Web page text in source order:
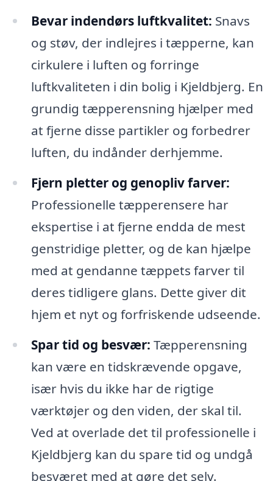
Bevar indendørs luftkvalitet: Snavs
og støv, der indlejres i tæpperne, kan
cirkulere i luften og forringe
luftkvaliteten i din bolig i Kjeldbjerg. En
grundig tæpperensning hjælper med
at fjerne disse partikler og forbedrer
luften, du indånder derhjemme.
Fjern pletter og genopliv farver:
Professionelle tæpperensere har
ekspertise i at fjerne endda de mest
genstridige pletter, og de kan hjælpe
med at gendanne tæppets farver til
deres tidligere glans. Dette giver dit
hjem et nyt og forfriskende udseende.
Spar tid og besvær: Tæpperensning
kan være en tidskrævende opgave,
især hvis du ikke har de rigtige
værktøjer og den viden, der skal til.
Ved at overlade det til professionelle i
Kjeldbjerg kan du spare tid og undgå
besværet med at gøre det selv.